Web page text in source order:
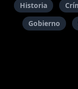
Historia
Gobierno